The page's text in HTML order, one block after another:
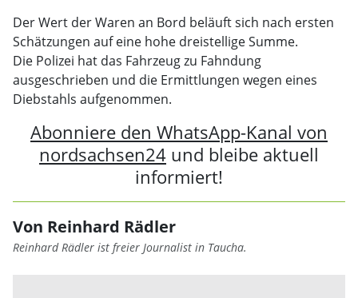
Der Wert der Waren an Bord beläuft sich nach ersten
Schätzungen auf eine hohe dreistellige Summe.
Die Polizei hat das Fahrzeug zu Fahndung
ausgeschrieben und die Ermittlungen wegen eines
Diebstahls aufgenommen.
Abonniere den WhatsApp-Kanal von
nordsachsen24 und bleibe aktuell
informiert!
Von Reinhard Rädler
Reinhard Rädler ist freier Journalist in Taucha.